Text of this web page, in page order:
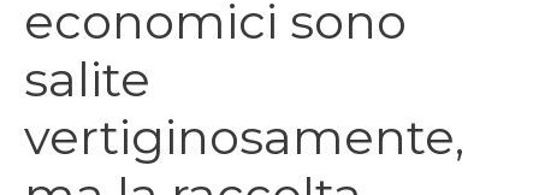
economici sono
salite
vertiginosamente,